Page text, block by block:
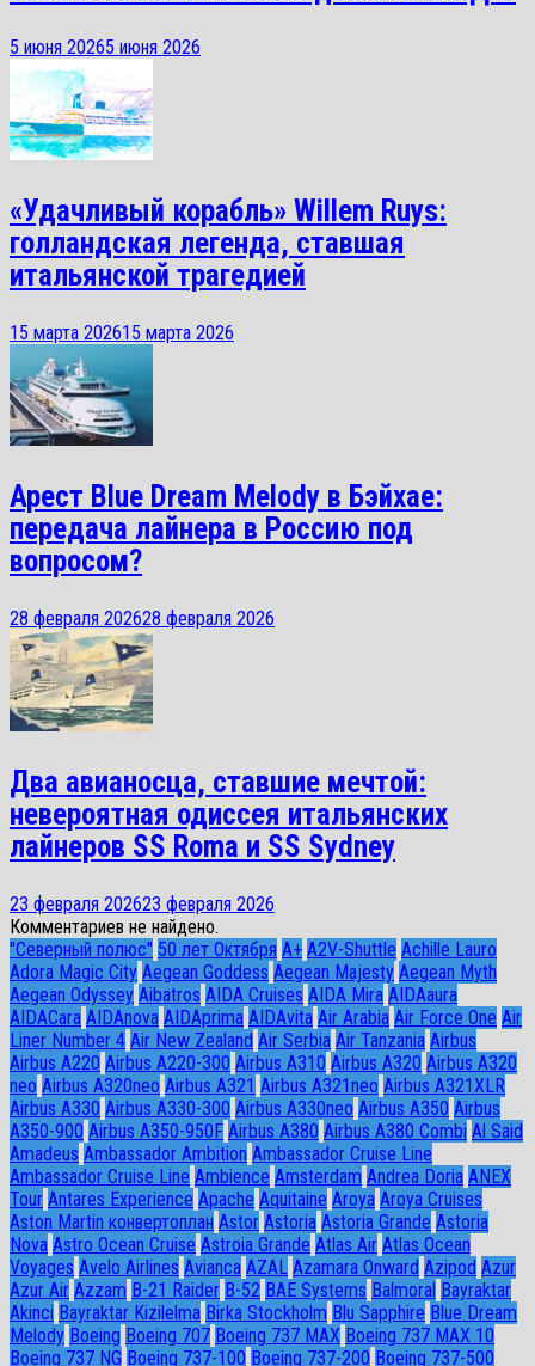
5 июня 20265 июня 2026
«Удачливый корабль» Willem Ruys:
голландская легенда, ставшая
итальянской трагедией
15 марта 202615 марта 2026
Арест Blue Dream Melody в Бэйхае:
передача лайнера в Россию под
вопросом?
28 февраля 202628 февраля 2026
Два авианосца, ставшие мечтой:
невероятная одиссея итальянских
лайнеров SS Roma и SS Sydney
23 февраля 202623 февраля 2026
Комментариев не найдено.
"Северный полюс" 50 лет Октября A+ A2V-Shuttle Achille Lauro
Adora Magic City Aegean Goddess Aegean Majesty Aegean Myth
Aegean Odyssey Aibatros AIDA Cruises AIDA Mira AIDAaura
AIDACara AIDAnova AIDAprima AIDAvita Air Arabia Air Force One Air
Liner Number 4 Air New Zealand Air Serbia Air Tanzania Airbus
Airbus A220 Airbus A220-300 Airbus A310 Airbus A320 Airbus A320
neo Airbus A320neo Airbus A321 Airbus A321neo Airbus A321XLR
Airbus A330 Airbus A330-300 Airbus A330neo Airbus A350 Airbus
A350-900 Airbus A350-950F Airbus A380 Airbus A380 Combi Al Said
Amadeus Ambassador Ambition Ambassador Cruise Line
Ambassador Сruise Line Ambience Amsterdam Andrea Doria ANEX
Tour Antares Experience Apache Aquitaine Aroya Aroya Cruises
Aston Martin конвертоплан Astor Astoria Astoria Grande Astoria
Nova Astro Ocean Cruise Astroia Grande Atlas Air Atlas Ocean
Voyages Avelo Airlines Avianca AZAL Azamara Onward Azipod Azur
Azur Air Azzam B-21 Raider B-52 BAE Systems Balmoral Bayraktar
Akinci Bayraktar Kizilelma Birka Stockholm Blu Sapphire Blue Dream
Melody Boeing Boeing 707 Boeing 737 MAX Boeing 737 MAX 10
Boeing 737 NG Boeing 737-100 Boeing 737-200 Boeing 737-500